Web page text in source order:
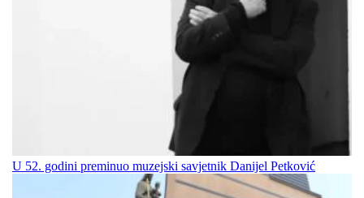
U 52. godini preminuo muzejski savjetnik Danijel Petković